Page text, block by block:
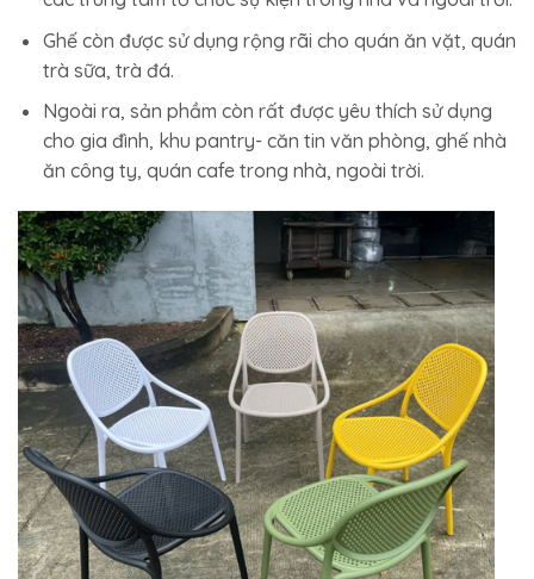
Ghế còn được sử dụng rộng rãi cho quán ăn vặt, quán
trà sữa, trà đá.
Ngoài ra, sản phầm còn rất được yêu thích sử dụng
cho gia đình, khu pantry- căn tin văn phòng, ghế nhà
ăn công ty, quán cafe trong nhà, ngoài trời.